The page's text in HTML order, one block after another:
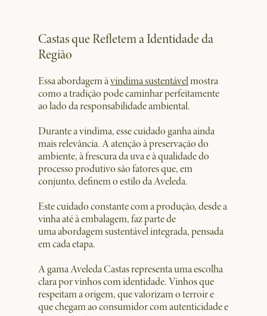
Castas que Refletem a Identidade da
Região
Essa abordagem àvindima sustentávelmostra
como a tradição pode caminhar perfeitamente
ao lado da responsabilidade ambiental.
Durante a vindima, esse cuidado ganha ainda
mais relevância. A atenção à preservação do
ambiente, à frescura da uva e à qualidade do
processo produtivo são fatores que, em
conjunto, definem o estilo da Aveleda.
Este cuidado constante com a produção, desde a
vinha até à embalagem, faz parte de
uma abordagem sustentável integrada, pensada
em cada etapa.
A gama Aveleda Castas representa uma escolha
clara por vinhos com identidade. Vinhos que
respeitam a origem, que valorizam o terroir e
que chegam ao consumidor com autenticidade e